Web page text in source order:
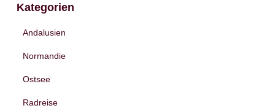
Kategorien
Andalusien
Normandie
Ostsee
Radreise